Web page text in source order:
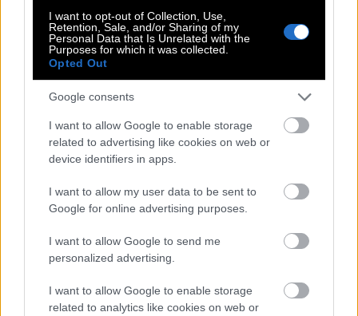
I want to opt-out of Collection, Use,
Retention, Sale, and/or Sharing of my
Personal Data that Is Unrelated with the
Purposes for which it was collected.
Opted Out
Google consents
I want to allow Google to enable storage
related to advertising like cookies on web or
device identifiers in apps.
I want to allow my user data to be sent to
Google for online advertising purposes.
I want to allow Google to send me
personalized advertising.
I want to allow Google to enable storage
related to analytics like cookies on web or
Αντετοκούνμπο, Κάτια
Δημήτρης Σαμόλης: «Ερωτευμένος είμαι ο
κακοποιητικός»
Οι 10+1 ακριβότεροι Έλληνες
ποδοσφαιριστές: Οι Ευρωπαίοι
«αγοράζουν Ελλάδα»!